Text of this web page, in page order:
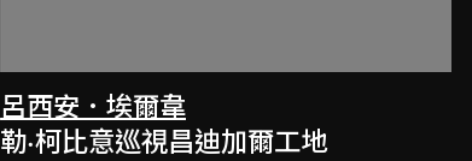
呂西安．埃爾韋
勒·柯比意巡視昌迪加爾工地